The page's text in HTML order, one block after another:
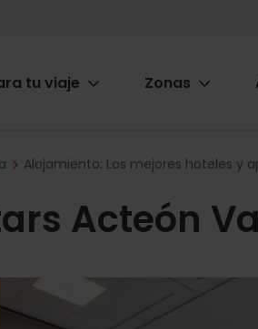
tu viaje Zonas
Alojamiento: Los mejores hoteles y
Acteón